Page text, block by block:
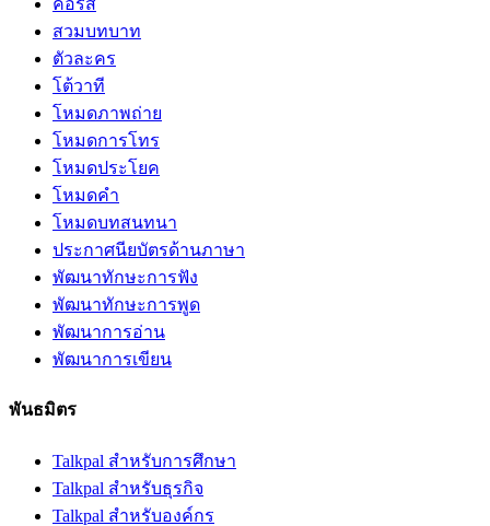
คอร์ส
สวมบทบาท
ตัวละคร
โต้วาที
โหมดภาพถ่าย
โหมดการโทร
โหมดประโยค
โหมดคำ
โหมดบทสนทนา
ประกาศนียบัตรด้านภาษา
พัฒนาทักษะการฟัง
พัฒนาทักษะการพูด
พัฒนาการอ่าน
พัฒนาการเขียน
พันธมิตร
Talkpal สำหรับการศึกษา
Talkpal สำหรับธุรกิจ
Talkpal สำหรับองค์กร